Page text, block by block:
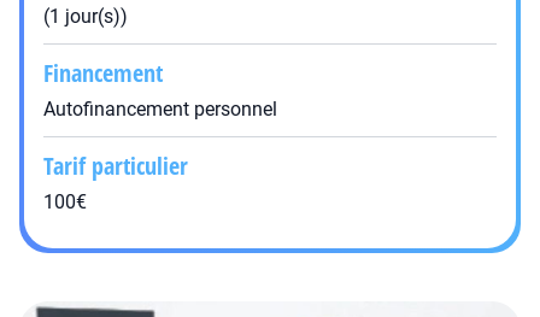
(1 jour(s))
Financement
Autofinancement personnel
Tarif particulier
100€